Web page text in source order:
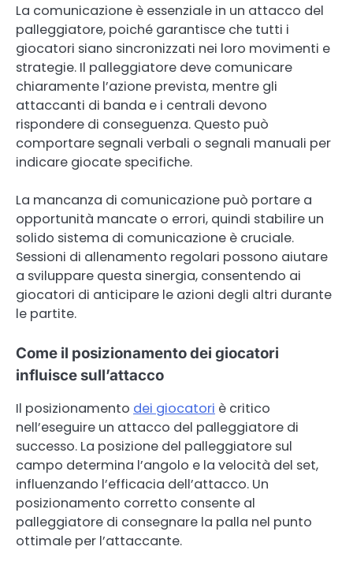
La comunicazione è essenziale in un attacco del
palleggiatore, poiché garantisce che tutti i
giocatori siano sincronizzati nei loro movimenti e
strategie. Il palleggiatore deve comunicare
chiaramente l’azione prevista, mentre gli
attaccanti di banda e i centrali devono
rispondere di conseguenza. Questo può
comportare segnali verbali o segnali manuali per
indicare giocate specifiche.
La mancanza di comunicazione può portare a
opportunità mancate o errori, quindi stabilire un
solido sistema di comunicazione è cruciale.
Sessioni di allenamento regolari possono aiutare
a sviluppare questa sinergia, consentendo ai
giocatori di anticipare le azioni degli altri durante
le partite.
Come il posizionamento dei giocatori
influisce sull’attacco
Il posizionamento dei giocatori è critico
nell’eseguire un attacco del palleggiatore di
successo. La posizione del palleggiatore sul
campo determina l’angolo e la velocità del set,
influenzando l’efficacia dell’attacco. Un
posizionamento corretto consente al
palleggiatore di consegnare la palla nel punto
ottimale per l’attaccante.